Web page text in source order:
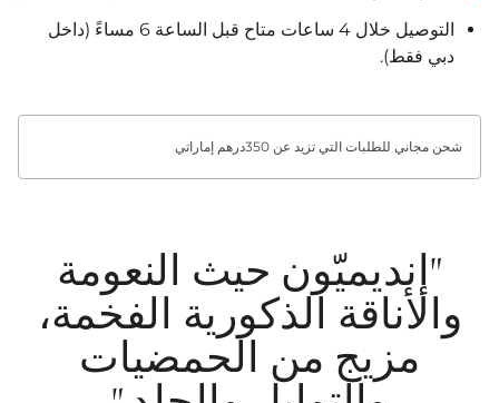
التوصيل خلال 4 ساعات متاح قبل الساعة 6 مساءً (داخل
دبي فقط).
شحن مجاني للطلبات التي تزيد عن 350درهم إماراتي
"إنديميّون حيث النعومة
والأناقة الذكورية الفخمة،
مزيج من الحمضيات